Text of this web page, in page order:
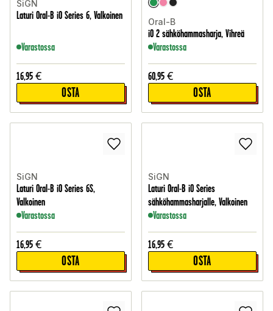
SiGN
Laturi Oral-B iO Series 6, Valkoinen
Varastossa
16,95 €
OSTA
Oral-B
iO 2 sähköhammasharja, Vihreä
Varastossa
60,95 €
OSTA
SiGN
Laturi Oral-B iO Series 6S,
Valkoinen
Varastossa
16,95 €
OSTA
SiGN
Laturi Oral-B iO Series
sähköhammasharjalle, Valkoinen
Varastossa
16,95 €
OSTA